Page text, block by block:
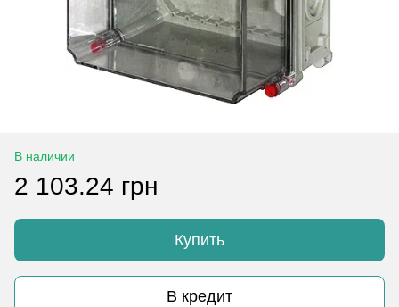
В наличии
2 103.24 грн
Купить
В кредит